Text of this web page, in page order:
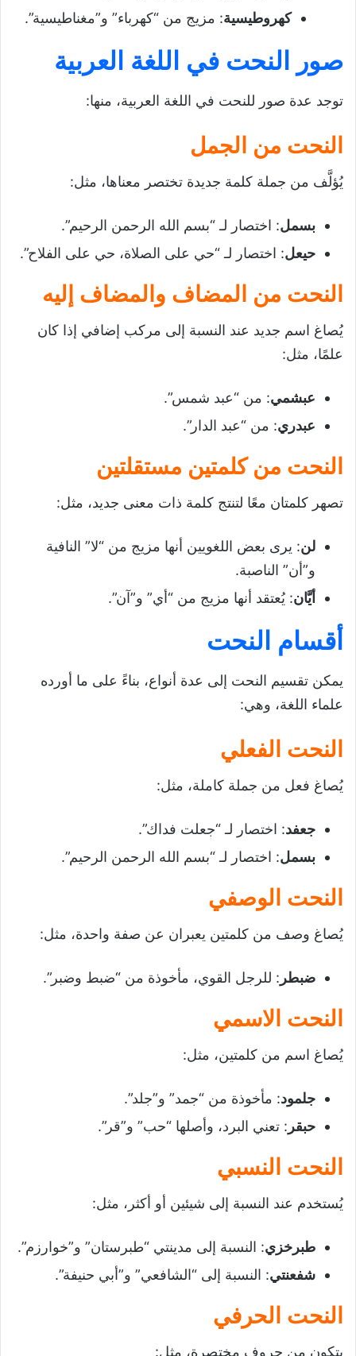
كهروطيسية: مزيج من “كهرباء” و”مغناطيسية”.
صور النحت في اللغة العربية
توجد عدة صور للنحت في اللغة العربية، منها:
النحت من الجمل
يُؤلَّف من جملة كلمة جديدة تختصر معناها، مثل:
بسمل: اختصار لـ “بسم الله الرحمن الرحيم”.
حيعل: اختصار لـ “حي على الصلاة، حي على الفلاح”.
النحت من المضاف والمضاف إليه
يُصاغ اسم جديد عند النسبة إلى مركب إضافي إذا كان
علمًا، مثل:
عبشمي: من “عبد شمس”.
عبدري: من “عبد الدار”.
النحت من كلمتين مستقلتين
تصهر كلمتان معًا لتنتج كلمة ذات معنى جديد، مثل:
لن: يرى بعض اللغويين أنها مزيج من “لا” النافية
و”أن” الناصبة.
أيَّان: يُعتقد أنها مزيج من “أي” و”آن”.
أقسام النحت
يمكن تقسيم النحت إلى عدة أنواع، بناءً على ما أورده
علماء اللغة، وهي:
النحت الفعلي
يُصاغ فعل من جملة كاملة، مثل:
جعفد: اختصار لـ “جعلت فداك”.
بسمل: اختصار لـ “بسم الله الرحمن الرحيم”.
النحت الوصفي
يُصاغ وصف من كلمتين يعبران عن صفة واحدة، مثل:
ضبطر : للرجل القوي، مأخوذة من “ضبط وضبر”.
النحت الاسمي
يُصاغ اسم من كلمتين، مثل:
جلمود: مأخوذة من “جمد” و”جلد”.
حبقر : تعني البرد، وأصلها “حب” و”قر”.
النحت النسبي
يُستخدم عند النسبة إلى شيئين أو أكثر، مثل:
طبرخزي: النسبة إلى مدينتي “طبرستان” و”خوارزم”.
شفعنتي: النسبة إلى “الشافعي” و”أبي حنيفة”.
النحت الحرفي
يتكون من حروف مختصرة، مثل: